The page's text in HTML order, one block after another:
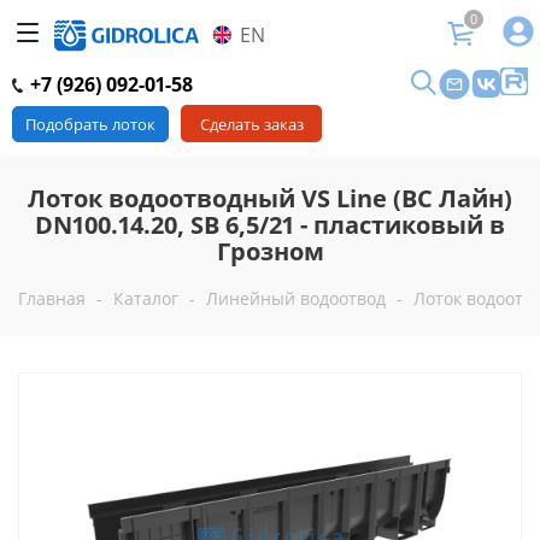
EN
0
+7 (926) 092-01-58
Подобрать лоток Сделать заказ
Лоток водоотводный VS Line (ВС Лайн)
DN100.14.20, SB 6,5/21 - пластиковый в
Грозном
Главная - Каталог - Линейный водоотвод - Лоток